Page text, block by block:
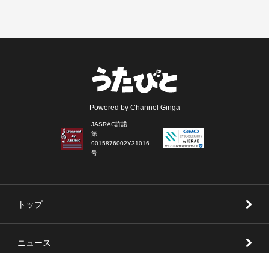
Powered by Channel Ginga
JASRAC許諾
第
9015876002Y31016
号
トップ
ニュース